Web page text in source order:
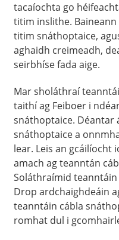
tacaíochta go
titim inslithe.
titim snáthoptaice,
aghaidh creimeadh,
seirbhíse fada aige.
Mar sholáthraí
taithí ag Feiboer i
snáthoptaice. Déantar
snáthoptaice a
lear. Leis an gcáilíocht
amach ag teanntán
Soláthraímid teanntáin
Drop ardchaighdeáin
teanntáin cábla
romhat dul i